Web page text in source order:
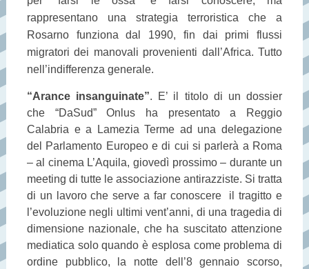
rappresentano una strategia terroristica che a
Rosarno funziona dal 1990, fin dai primi flussi
migratori dei manovali provenienti dall’Africa. Tutto
nell’indifferenza generale.
“Arance insanguinate”. E’ il titolo di un dossier
che “DaSud” Onlus ha presentato a Reggio
Calabria e a Lamezia Terme ad una delegazione
del Parlamento Europeo e di cui si parlerà a Roma
– al cinema L’Aquila, giovedì prossimo – durante un
meeting di tutte le associazione antirazziste. Si tratta
di un lavoro che serve a far conoscere il tragitto e
l’evoluzione negli ultimi vent’anni, di una tragedia di
dimensione nazionale, che ha suscitato attenzione
mediatica solo quando è esplosa come problema di
ordine pubblico, la notte dell’8 gennaio scorso,